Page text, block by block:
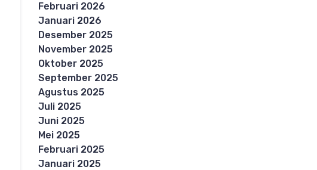
Februari 2026
Januari 2026
Desember 2025
November 2025
Oktober 2025
September 2025
Agustus 2025
Juli 2025
Juni 2025
Mei 2025
Februari 2025
Januari 2025